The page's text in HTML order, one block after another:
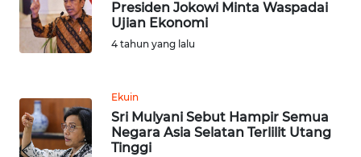
Presiden Jokowi Minta Waspadai
Ujian Ekonomi
4 tahun yang lalu
Ekuin
Sri Mulyani Sebut Hampir Semua
Negara Asia Selatan Terlilit Utang
Tinggi
BEKASI
WN
DEPOK